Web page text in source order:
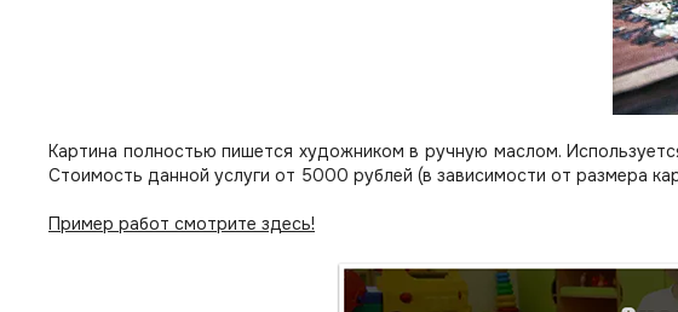
Картина полностью пишется художником в ручную маслом.
Стоимость данной услуги от 5000 рублей (в зависимости от размера
Пример работ смотрите здесь!